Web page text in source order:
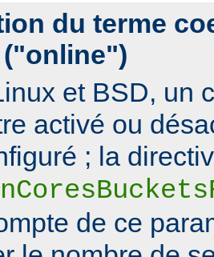
du terme
et BSD, un
activé ou
; la
de ce